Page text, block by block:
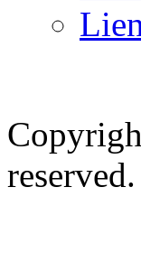
reserved.